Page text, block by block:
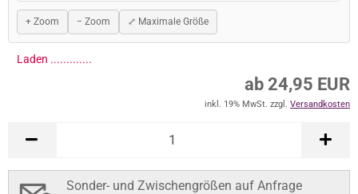
+ Zoom − Zoom ⤢ Maximale Größe
Laden ..............
ab 24,95 EUR
inkl. 19% MwSt. zzgl. Versandkosten
Sonder- und Zwischengrößen auf Anfrage